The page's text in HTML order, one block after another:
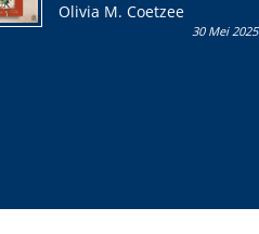
Olivia M. Coetzee
30 Mei 2025